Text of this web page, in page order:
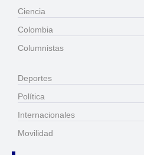
Ciencia
Colombia
Columnistas
Deportes
Política
Internacionales
Movilidad